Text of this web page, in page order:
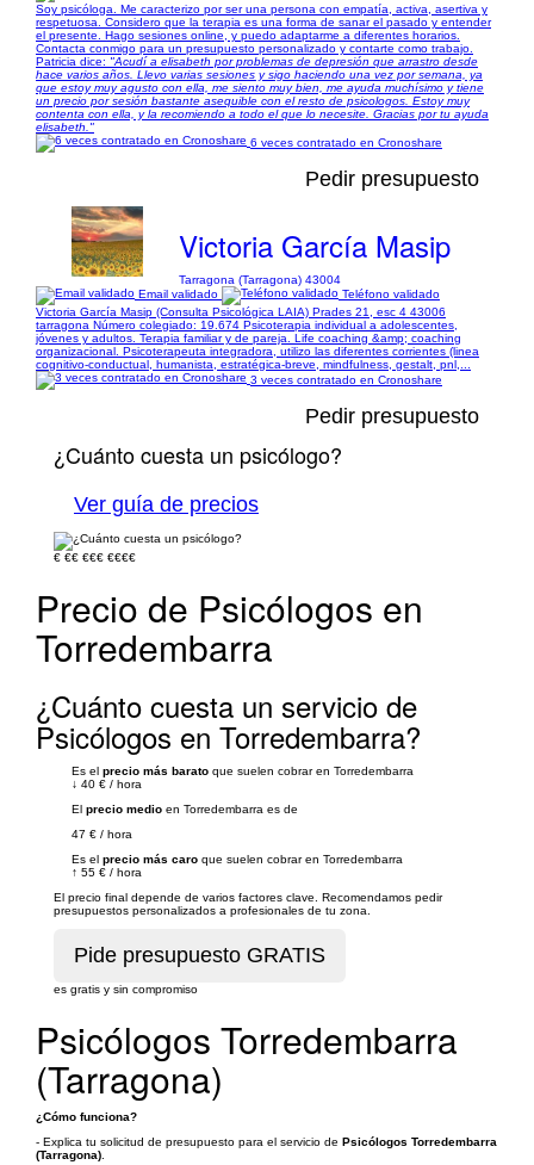
Soy psicóloga. Me caracterizo por ser una persona con empatía, activa, asertiva y
respetuosa. Considero que la terapia es una forma de sanar el pasado y entender
el presente. Hago sesiones online, y puedo adaptarme a diferentes horarios.
Contacta conmigo para un presupuesto personalizado y contarte como trabajo.
Patricia dice: "Acudí a elisabeth por problemas de depresión que arrastro desde
hace varios años. Llevo varias sesiones y sigo haciendo una vez por semana, ya
que estoy muy agusto con ella, me siento muy bien, me ayuda muchísimo y tiene
un precio por sesión bastante asequible con el resto de psicologos. Estoy muy
contenta con ella, y la recomiendo a todo el que lo necesite. Gracias por tu ayuda
elisabeth."
6 veces contratado en Cronoshare
Pedir presupuesto
Victoria García Masip
Tarragona (Tarragona) 43004
Email validado
Teléfono validado
Victoria García Masip (Consulta Psicológica LAIA) Prades 21, esc 4 43006
tarragona Número colegiado: 19.674 Psicoterapia individual a adolescentes,
jóvenes y adultos. Terapia familiar y de pareja. Life coaching &amp; coaching
organizacional. Psicoterapeuta integradora, utilizo las diferentes corrientes (linea
cognitivo-conductual, humanista, estratégica-breve, mindfulness, gestalt, pnl,...
3 veces contratado en Cronoshare
Pedir presupuesto
¿Cuánto cuesta un psicólogo?
Ver guía de precios
€ €€ €€€ €€€€
Precio de Psicólogos en
Torredembarra
¿Cuánto cuesta un servicio de
Psicólogos en Torredembarra?
Es el precio más barato que suelen cobrar en Torredembarra
↓ 40 € / hora
El precio medio en Torredembarra es de
47 € / hora
Es el precio más caro que suelen cobrar en Torredembarra
↑ 55 € / hora
El precio final depende de varios factores clave. Recomendamos pedir
presupuestos personalizados a profesionales de tu zona.
es gratis y sin compromiso
Psicólogos Torredembarra
(Tarragona)
¿Cómo funciona?
- Explica tu solicitud de presupuesto para el servicio de Psicólogos Torredembarra
(Tarragona)